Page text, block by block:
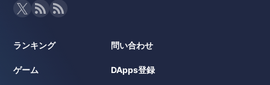
ランキング
ゲーム
問い合わせ
DApps登録